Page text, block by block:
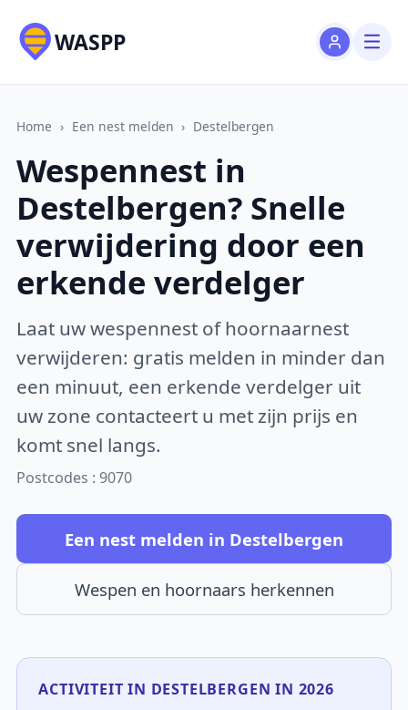
WASPP
Home › Een nest melden › Destelbergen
Wespennest in
Destelbergen? Snelle
verwijdering door een
erkende verdelger
Laat uw wespennest of hoornaarnest
verwijderen: gratis melden in minder dan
een minuut, een erkende verdelger uit
uw zone contacteert u met zijn prijs en
komt snel langs.
Postcodes : 9070
Een nest melden in Destelbergen
Wespen en hoornaars herkennen
ACTIVITEIT IN DESTELBERGEN IN 2026